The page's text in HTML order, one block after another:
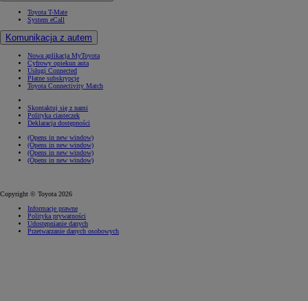
Toyota T-Mate
System eCall
Komunikacja z autem
Nowa aplikacja MyToyota
Cyfrowy opiekun auta
Usługi Connected
Płatne subskrypcje
Toyota Connectivity Match
Skontaktuj się z nami
Polityka ciasteczek
Deklaracja dostępności
(Opens in new window)
(Opens in new window)
(Opens in new window)
(Opens in new window)
Copyright © Toyota 2026
Informacje prawne
Polityka prywatności
Udostępnianie danych
Przetwarzanie danych osobowych